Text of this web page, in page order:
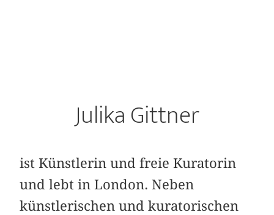
Julika Gittner
ist Künstlerin und freie Kuratorin
und lebt in London. Neben
künstlerischen und kuratorischen